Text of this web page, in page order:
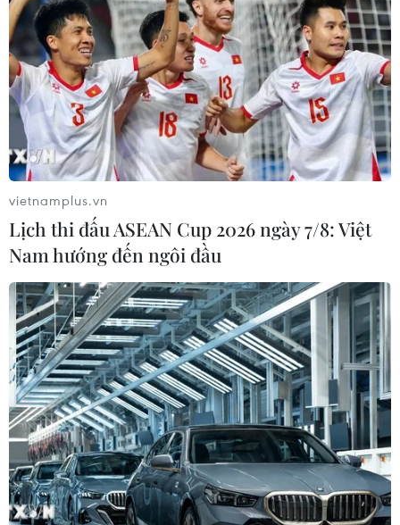
vietnamplus.vn
Lịch thi đấu ASEAN Cup 2026 ngày 7/8: Việt
Nam hướng đến ngôi đầu